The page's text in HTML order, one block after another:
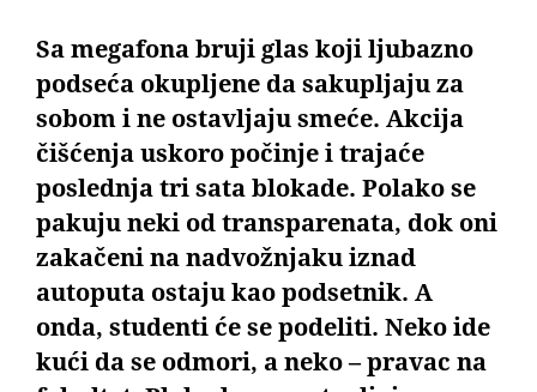
Sa megafona bruji glas koji ljubazno
podseća okupljene da sakupljaju za
sobom i ne ostavljaju smeće. Akcija
čišćenja uskoro počinje i trajaće
poslednja tri sata blokade. Polako se
pakuju neki od transparenata, dok oni
zakačeni na nadvožnjaku iznad
autoputa ostaju kao podsetnik. A
onda, studenti će se podeliti. Neko ide
kući da se odmori, a neko – pravac na